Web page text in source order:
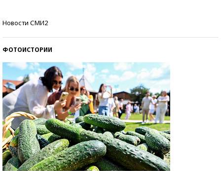
Новости СМИ2
ФОТОИСТОРИИ